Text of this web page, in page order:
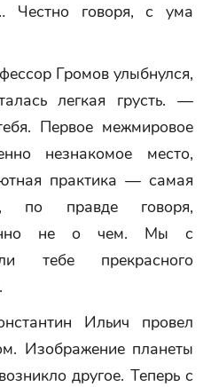
Честно говоря, с ума
Громов улыбнулся,
легкая грусть. —
Первое межмировое
незнакомое место,
практика — самая
по правде говоря,
не о чем. Мы с
тебе прекрасного
Ильич провел
Изображение планеты
другое. Теперь с